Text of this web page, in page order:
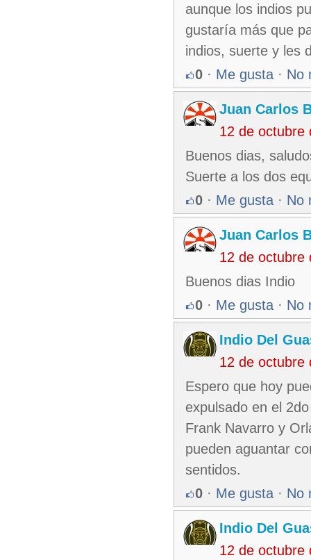
aunque los indios
gustaría más que
indios, suerte y les
0 · Me gusta · No
Juan Carlos
12 de octubre
Buenos dias,
Suerte a los dos
0 · Me gusta · No
Juan Carlos
12 de octubre
Buenos dias Indio
0 · Me gusta · No
Indio Del
12 de octubre
Espero que hoy
expulsado en el
Frank Navarro y
pueden aguantar
sentidos.
0 · Me gusta · No
Indio Del
12 de octubre